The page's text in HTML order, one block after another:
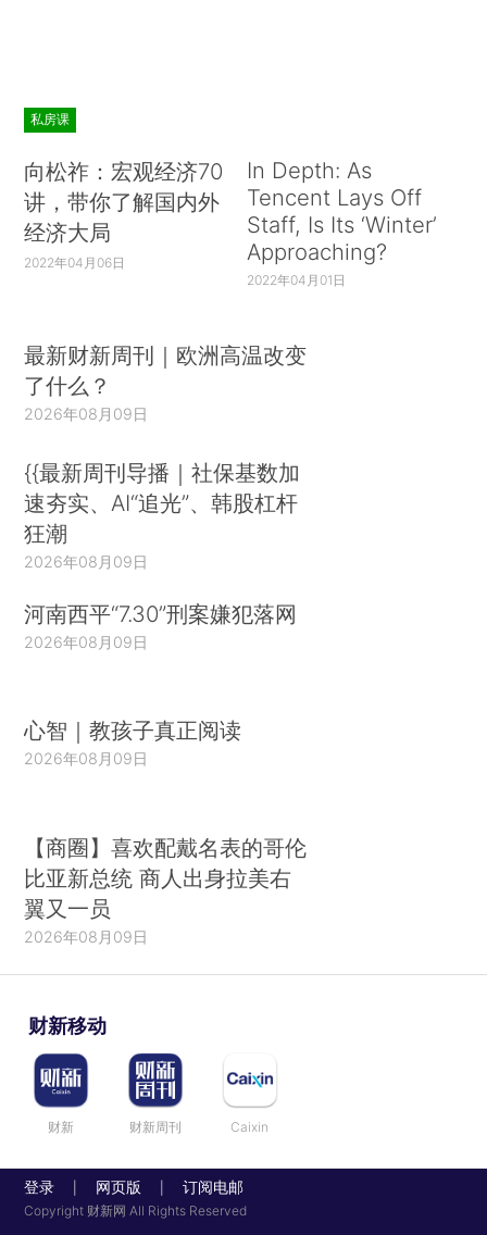
私房课
向松祚：宏观经济70
讲，带你了解国内外
经济大局
2022年04月06日
In Depth: As
Tencent Lays Off
Staff, Is Its ‘Winter’
Approaching?
2022年04月01日
最新财新周刊｜欧洲高温改变
了什么？
2026年08月09日
{{最新周刊导播｜社保基数加
速夯实、AI“追光”、韩股杠杆
狂潮
2026年08月09日
河南西平“7.30”刑案嫌犯落网
2026年08月09日
心智｜教孩子真正阅读
2026年08月09日
【商圈】喜欢配戴名表的哥伦
比亚新总统 商人出身拉美右
翼又一员
2026年08月09日
财新移动
财新 财新周刊 Caixin
登录 网页版 订阅电邮
Copyright 财新网 All Rights Reserved